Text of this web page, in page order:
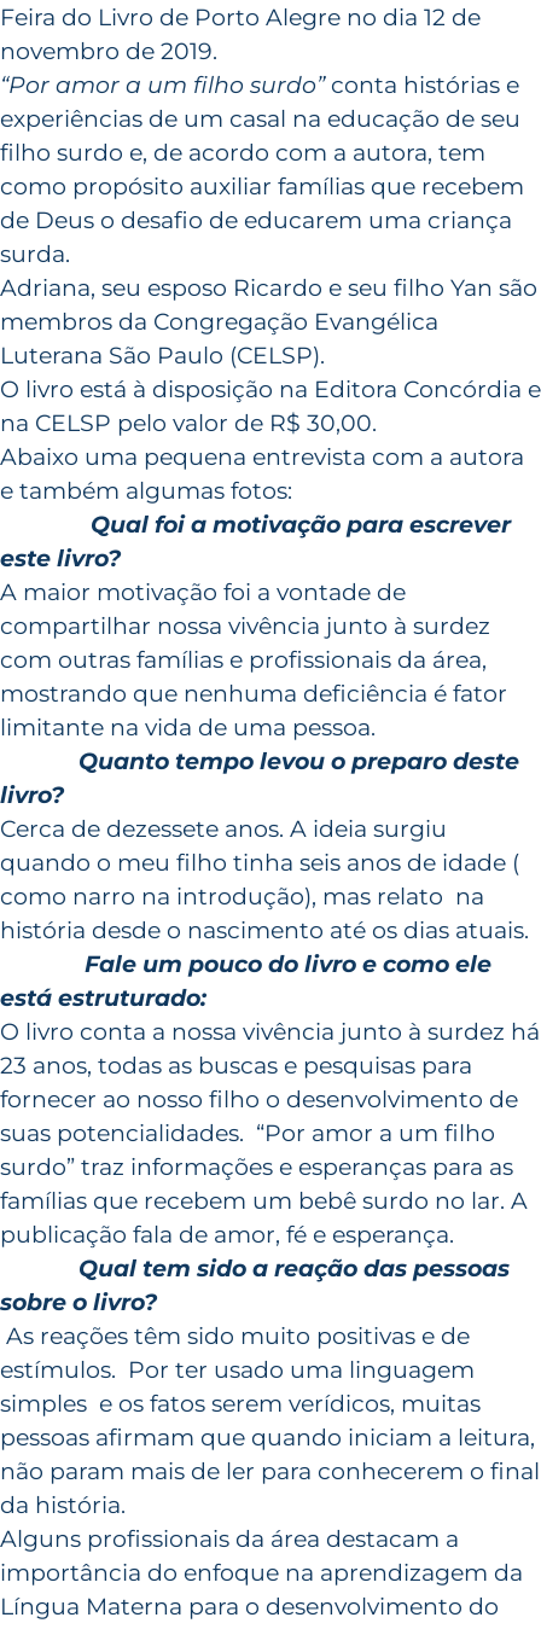
Feira do Livro de Porto Alegre no dia 12 de
novembro de 2019.
“Por amor a um filho surdo”conta histórias e
experiências de um casal na educação de seu
filho surdo e, de acordo com a autora, tem
como propósito auxiliar famílias que recebem
de Deus o desafio de educarem uma criança
surda.
Adriana, seu esposo Ricardo e seu filho Yan são
membros da Congregação Evangélica
Luterana São Paulo (CELSP).
O livro está à disposição na Editora Concórdia e
na CELSP pelo valor de R$ 30,00.
Abaixo uma pequena entrevista com a autora
e também algumas fotos:
Qual foi a motivação para escrever
este livro?
A maior motivação foi a vontade de
compartilhar nossa vivência junto à surdez
com outras famílias e profissionais da área,
mostrando que nenhuma deficiência é fator
limitante na vida de uma pessoa.
Quanto tempo levou o preparo deste
livro?
Cerca de dezessete anos. A ideia surgiu
quando o meu filho tinha seis anos de idade (
como narro na introdução), mas relato na
história desde o nascimento até os dias atuais.
Fale um pouco do livro e como ele
está estruturado:
O livro conta a nossa vivência junto à surdez há
23 anos, todas as buscas e pesquisas para
fornecer ao nosso filho o desenvolvimento de
suas potencialidades. “Por amor a um filho
surdo” traz informações e esperanças para as
famílias que recebem um bebê surdo no lar. A
publicação fala de amor, fé e esperança.
Qual tem sido a reação das pessoas
sobre o livro?
As reações têm sido muito positivas e de
estímulos. Por ter usado uma linguagem
simples e os fatos serem verídicos, muitas
pessoas afirmam que quando iniciam a leitura,
não param mais de ler para conhecerem o final
da história.
Alguns profissionais da área destacam a
importância do enfoque na aprendizagem da
Língua Materna para o desenvolvimento do